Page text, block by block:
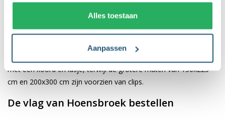
Alles toestaan
Aanpassen
Afhankelijk van de afmetingen die je kiest, worden de vlaggen
voorzien van verschillende bevestigingsmogelijkheden. De
met een koord en lusje, terwijl de grotere maten van 150x225
cm en 200x300 cm zijn voorzien van clips.
De vlag van Hoensbroek bestellen